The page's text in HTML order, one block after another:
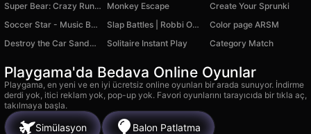
Super Bear: Crazy Runner
Monkey Escape
Create Your Sprunki
Soccer Star - Music Ball Jump 3D
Slap Battles | Robbi Obbi
Color page ARSM
Destroy the Car Sandbox 3D
Solitaire Instant Play Category Match
Playgama'da Bedava Online Oyunlar
Playgama, en yeni ve en iyi ücretsiz online oyunları bir arada sunuyor. İndirme
derdi yok, itici reklam yok, pop-up yok. Favori oyunlarını tarayıcıda bir tıkla aç,
takılmaya başla.
Simülasyon Balon Patlatma